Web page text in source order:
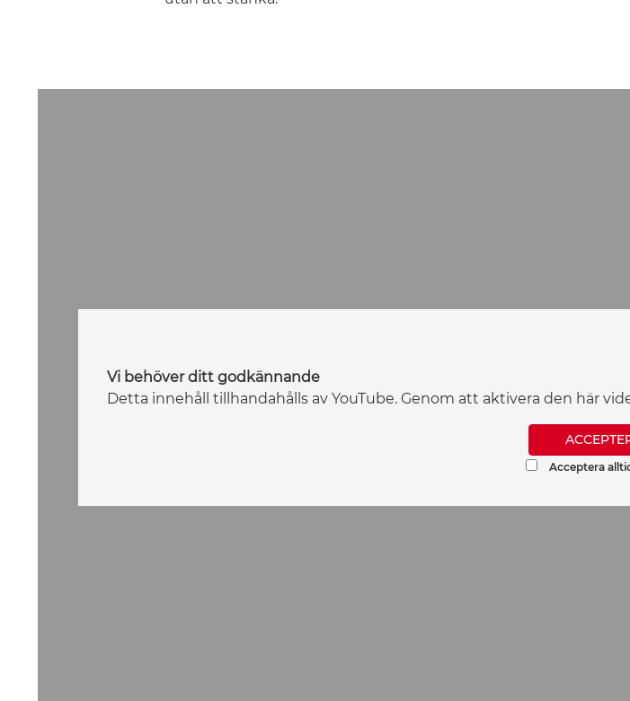
Vi behöver ditt godkännande
Detta innehåll tillhandahålls av YouTube. Genom att aktivera den här
Acceptera